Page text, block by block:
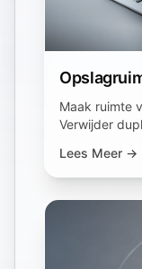
Maak ruimte
Verwijder
Lees Meer →